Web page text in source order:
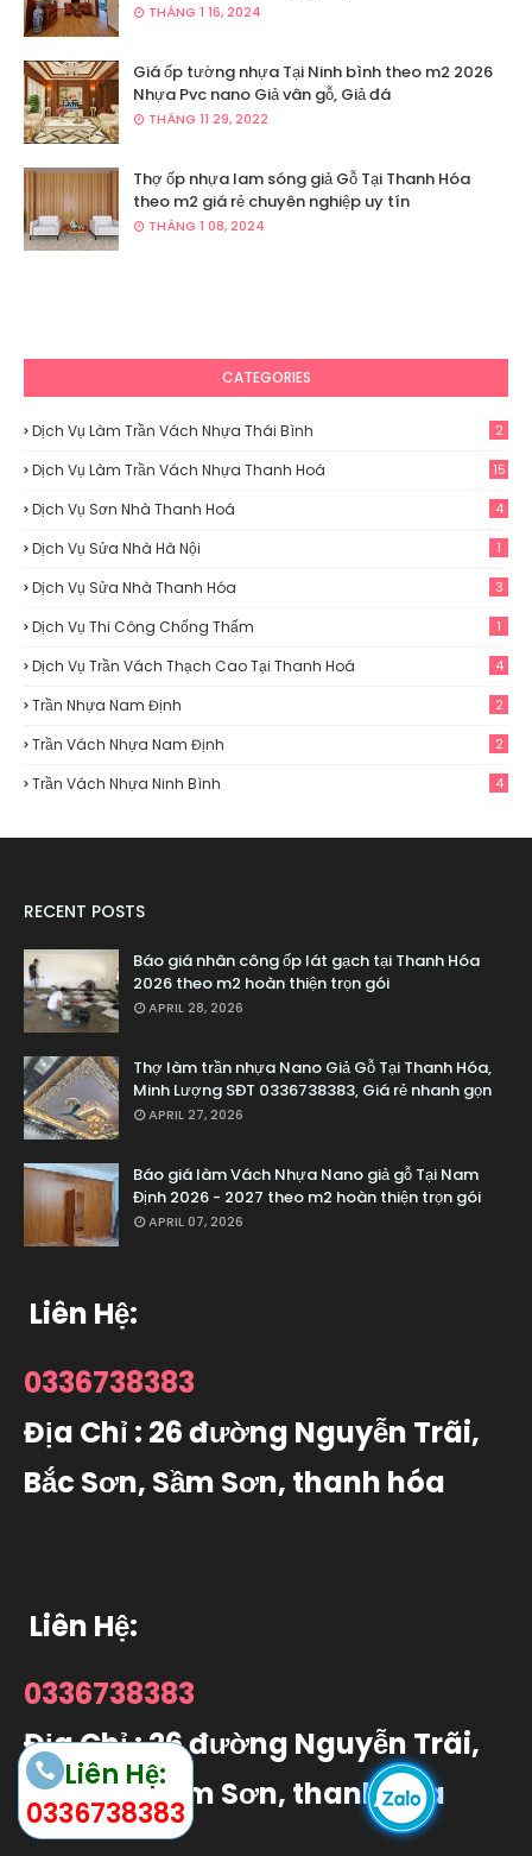
THÁNG 1 16, 2024
Giá ốp tường nhựa Tại Ninh bình theo m2 2026
Nhựa Pvc nano Giả vân gỗ, Giả đá
THÁNG 11 29, 2022
Thợ ốp nhựa lam sóng giả Gỗ Tại Thanh Hóa
theo m2 giá rẻ chuyên nghiệp uy tín
THÁNG 1 08, 2024
CATEGORIES
Dịch Vụ Làm Trần Vách Nhựa Thái Bình 2
Dịch Vụ Làm Trần Vách Nhựa Thanh Hoá 15
Dịch Vụ Sơn Nhà Thanh Hoá 4
Dịch Vụ Sửa Nhà Hà Nội 1
Dịch Vụ Sửa Nhà Thanh Hóa 3
Dịch Vụ Thi Công Chống Thấm 1
Dịch Vụ Trần Vách Thạch Cao Tại Thanh Hoá 4
Trần Nhựa Nam Định 2
Trần Vách Nhựa Nam Định 2
Trần Vách Nhựa Ninh Bình 4
Liên Hệ:
0336738383
RECENT POSTS
Báo giá nhân công ốp lát gạch tại Thanh Hóa
2026 theo m2 hoàn thiện trọn gói
APRIL 28, 2026
Thợ làm trần nhựa Nano Giả Gỗ Tại Thanh Hóa,
Minh Lượng SĐT 0336738383, Giá rẻ nhanh gọn
APRIL 27, 2026
Báo giá làm Vách Nhựa Nano giả gỗ Tại Nam
Định 2026 - 2027 theo m2 hoàn thiện trọn gói
APRIL 07, 2026
Liên Hệ:
0336738383
Địa Chỉ : 26 đường Nguyễn Trãi,
Bắc Sơn, Sầm Sơn, thanh hóa
Liên Hệ:
0336738383
Địa Chỉ : 26 đường Nguyễn Trãi,
Bắc Sơn, Sầm Sơn, thanh hóa